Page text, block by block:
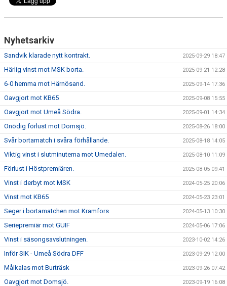
KONTAKT
Nyhetsarkiv
Sandvik klarade nytt kontrakt. 2025-09-29 18:47
Härlig vinst mot MSK borta. 2025-09-21 12:28
6-0 hemma mot Härnösand. 2025-09-14 17:36
Oavgjort mot KB65 2025-09-08 15:55
Oavgjort mot Umeå Södra. 2025-09-01 14:34
Onödig förlust mot Domsjö. 2025-08-26 18:00
Svår bortamatch i svåra förhållande. 2025-08-18 14:05
Viktig vinst i slutminuterna mot Umedalen. 2025-08-10 11:09
Förlust i Höstpremiären. 2025-08-05 09:41
Vinst i derbyt mot MSK 2024-05-25 20:06
Vinst mot KB65 2024-05-23 23:01
Seger i bortamatchen mot Kramfors 2024-05-13 10:30
Seriepremiär mot GUIF 2024-05-06 17:06
Vinst i säsongsavslutningen. 2023-10-02 14:26
Inför SIK - Umeå Södra DFF 2023-09-29 12:00
Målkalas mot Burträsk 2023-09-26 07:42
Oavgjort mot Domsjö. 2023-09-19 16:08